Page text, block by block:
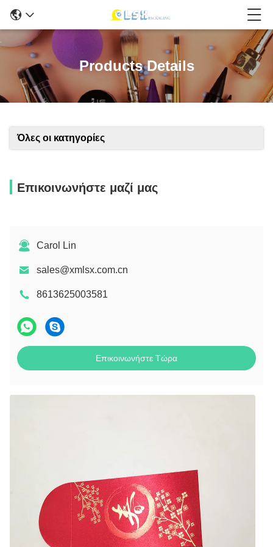
Products Details
Όλες οι κατηγορίες
Επικοινωνήστε μαζί μας
Carol Lin
sales@xmlsx.com.cn
8613625003581
Επικοινωνήστε Τώρα